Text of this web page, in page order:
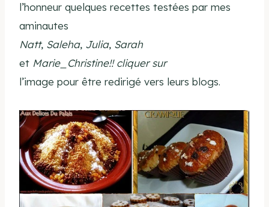
l’honneur quelques recettes testées par mes
aminautes
Natt, Saleha, Julia, Sarah
et Marie_Christine!! cliquer sur
l’image pour être redirigé vers leurs blogs.